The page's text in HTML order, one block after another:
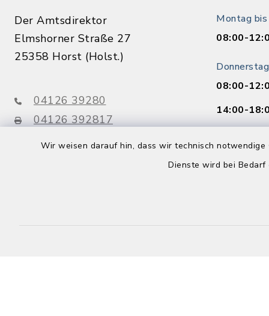
Wir weisen darauf hin, dass wir technisch
Dienste wird bei
Der Amtsdirektor
Elmshorner Straße 27
25358 Horst (Holst.)
04126 39280
04126 392817
info@amt-horst-herzhorn.de
Montag
08:00-
08:00-
14:00-